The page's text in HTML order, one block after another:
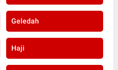
Geledah
Haji